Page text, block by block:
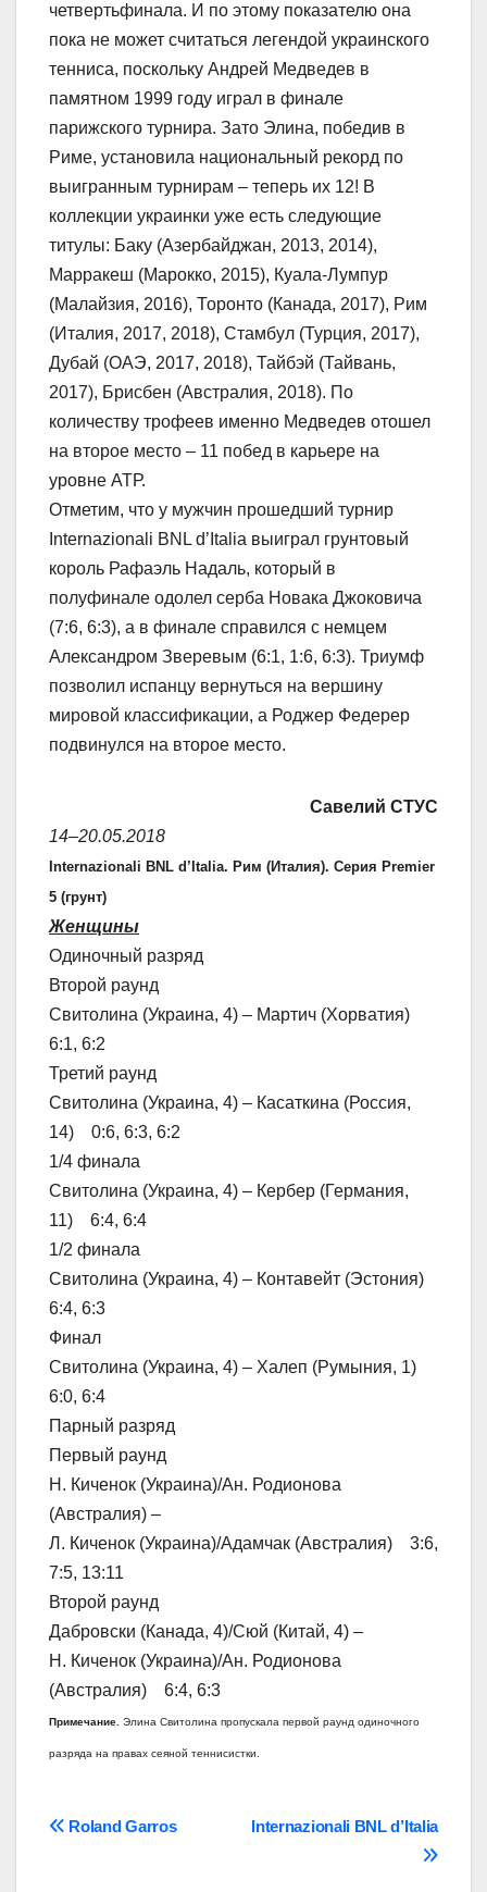
четвертьфинала. И по этому показателю она
пока не может считаться легендой украинского
тенниса, поскольку Андрей Медведев в
памятном 1999 году играл в финале
парижского турнира. Зато Элина, победив в
Риме, установила национальный рекорд по
выигранным турнирам – теперь их 12! В
коллекции украинки уже есть следующие
титулы: Баку (Азербайджан, 2013, 2014),
Марракеш (Марокко, 2015), Куала-Лумпур
(Малайзия, 2016), Торонто (Канада, 2017), Рим
(Италия, 2017, 2018), Стамбул (Турция, 2017),
Дубай (ОАЭ, 2017, 2018), Тайбэй (Тайвань,
2017), Брисбен (Австралия, 2018). По
количеству трофеев именно Медведев отошел
на второе место – 11 побед в карьере на
уровне АТР.
Отметим, что у мужчин прошедший турнир
Internazionali BNL d’Italia выиграл грунтовый
король Рафаэль Надаль, который в
полуфинале одолел серба Новака Джоковича
(7:6, 6:3), а в финале справился с немцем
Александром Зверевым (6:1, 1:6, 6:3). Триумф
позволил испанцу вернуться на вершину
мировой классификации, а Роджер Федерер
подвинулся на второе место.
Савелий СТУС
14–20.05.2018
Internazionali BNL d’Italia. Рим (Италия). Серия Premier
5 (грунт)
Женщины
Одиночный разряд
Второй раунд
Свитолина (Украина, 4) – Мартич (Хорватия)
6:1, 6:2
Третий раунд
Свитолина (Украина, 4) – Касаткина (Россия,
14) 0:6, 6:3, 6:2
1/4 финала
Свитолина (Украина, 4) – Кербер (Германия,
11) 6:4, 6:4
1/2 финала
Свитолина (Украина, 4) – Контавейт (Эстония)
6:4, 6:3
Финал
Свитолина (Украина, 4) – Халеп (Румыния, 1)
6:0, 6:4
Парный разряд
Первый раунд
Н. Киченок (Украина)/Ан. Родионова
(Австралия) –
Л. Киченок (Украина)/Адамчак (Австралия) 3:6,
7:5, 13:11
Второй раунд
Дабровски (Канада, 4)/Сюй (Китай, 4) –
Н. Киченок (Украина)/Ан. Родионова
(Австралия) 6:4, 6:3
Примечание. Элина Свитолина пропускала первой раунд одиночного
разряда на правах сеяной теннисистки.
Навігація
Internazionali BNL d’Italia
Roland Garros